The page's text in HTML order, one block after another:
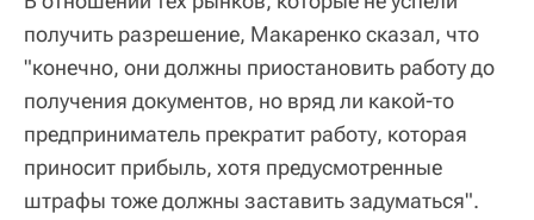
получить разрешение, Макаренко сказал, что
"конечно, они должны приостановить работу до
получения документов, но вряд ли какой-то
предприниматель прекратит работу, которая
приносит прибыль, хотя предусмотренные
штрафы тоже должны заставить задуматься".